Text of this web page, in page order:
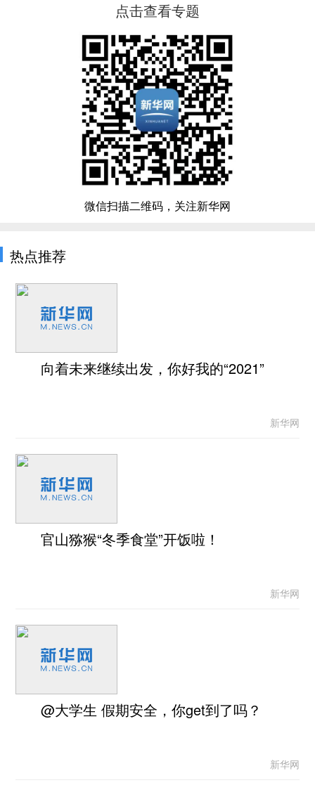
点击查看专题
微信扫描二维码，关注新华网
热点推荐
向着未来继续出发，你好我的“2021”
新华网
官山猕猴“冬季食堂”开饭啦！
新华网
@大学生 假期安全，你get到了吗？
新华网